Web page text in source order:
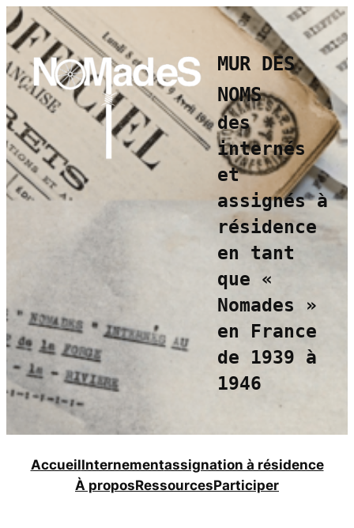
Aller
au
contenu
MUR DES
NOMS
des
internés
et
assignés à
résidence
en tant
que
«
Nomades »
en France
de 1939 à
1946
AccueilInternementassignation à résidence
À proposRessourcesParticiper